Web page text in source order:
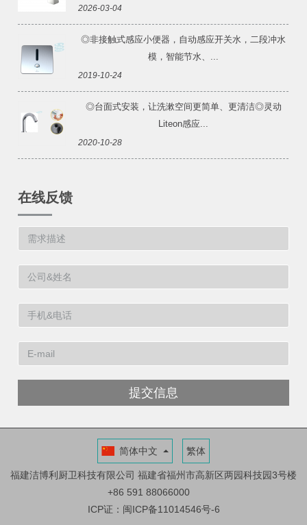
2026-03-04
◎非接触式感应小便器，自动感应开关水，二段冲水
模，智能节水、...
2019-10-24
◎台面式安装，让洗漱空间更简单、更清洁◎灵动
Liteon感应...
2020-10-28
在线反馈
提交信息
简体中文 繁体
福建洁博利厨卫科技有限公司 福建省福州市高新区两园科技园3号楼
+86 591 88066000
ICP证：闽ICP备11014546号-6